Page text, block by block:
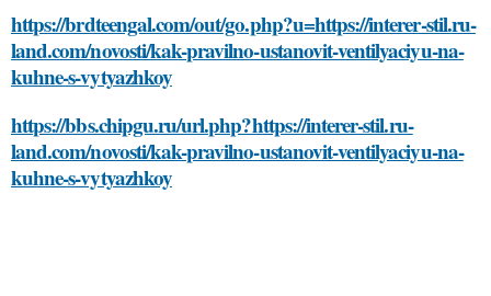
https://brdteengal.com/out/go.php?u=https://interer-stil.ru-
land.com/novosti/kak-pravilno-ustanovit-ventilyaciyu-na-
kuhne-s-vytyazhkoy
https://bbs.chipgu.ru/url.php?https://interer-stil.ru-
land.com/novosti/kak-pravilno-ustanovit-ventilyaciyu-na-
kuhne-s-vytyazhkoy